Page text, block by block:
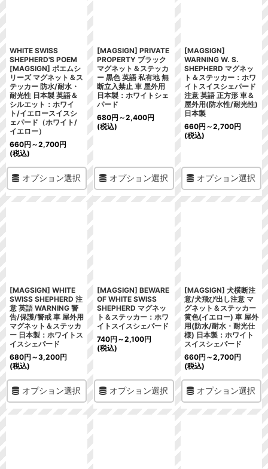
WHITE SWISS
SHEPHERD'S POEM
[MAGSIGN] ポエムシ
リーズ マグネット＆ス
テッカー 防水/耐水・
耐光性 日本製 英語＆
シルエット：ホワイ
ト/イエロースイスシ
ェパード（ホワイト/
イエロー）
660円 ～2,700円
(税込)
オプション選択
[MAGSIGN] PRIVATE
PROPERTY ブラック
マグネット＆ステッカ
ー 黒色 英語 私有地 無
断立入禁止 車 屋外用
日本製：ホワイトシェ
パード
680円 ～2,400円
(税込)
オプション選択
[MAGSIGN]
WARNING W. S.
SHEPHERD マグネッ
ト＆ステッカー：ホワ
イトスイスシェパード
注意 英語 正方形 車＆
屋外用(防水性/耐光性)
日本製
660円 ～2,700円
(税込)
オプション選択
[MAGSIGN] WHITE
SWISS SHEPHERD 注
意 英語 WARNING 警
告/保護/警戒 車 屋外用
マグネット＆ステッカ
ー 日本製：ホワイトス
イスシェパード
680円 ～3,200円
(税込)
オプション選択
[MAGSIGN] BEWARE
OF WHITE SWISS
SHEPHERD マグネッ
ト＆ステッカー：ホワ
イトスイスシェパード
740円 ～2,100円
(税込)
オプション選択
[MAGSIGN] 犬横断注
意/犬飛び出し注意 マ
グネット＆ステッカー
黄色(イエロー) 車 屋外
用(防水/耐水・耐光仕
様) 日本製：ホワイト
スイスシェパード
660円 ～2,700円
(税込)
オプション選択